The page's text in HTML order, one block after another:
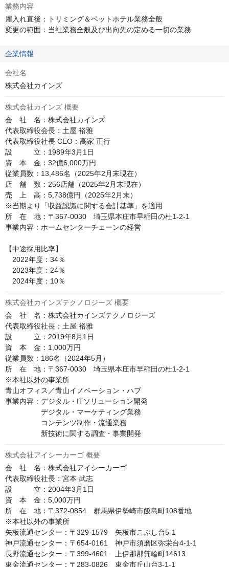
業務内容
雇入れ直後：トリミング＆ペットホテル業務全般
変更の範囲：当社業務全般及び出向先の定める一切の業務
企業情報
会社名
株式会社カインズ
株式会社カインズ 概要
会　社　名：株式会社カインズ
代表取締役会長：土屋 裕雅
代表取締役社長 CEO：高家 正行
設　　　立：1989年3月1日
資　本　金：32億6,000万円
従業員数：13,486名（2025年2月末現在）
店　舗　数：256店舗（2025年2月末現在）
売　上　高：5,738億円（2025年2月末）
※当期より「収益認識に関する会計基準」を適用
所　在　地：〒367-0030　埼玉県本庄市早稲田の杜1-2-1
事業内容：ホームセンターチェーンの経営
【中途採用比率】
2022年度：34％
2023年度：24％
株式会社カインズテクノロジーズ 概要
会　社　名：株式会社カインズテクノロジーズ
代表取締役社長：土屋 裕雅
設　　　立：2019年8月1日
資　本　金：1,000万円
従業員数：186名（2024年5月）
所　在　地：〒367-0030　埼玉県本庄市早稲田の杜1-2-1
※本社以外の事業所
青山オフィス／青山イノベーション・ハブ
事業内容：デジタル・ITソリューション開発
デジタル・マーケティング業務
コンテンツ制作・流通業務
株式会社アイシーカーゴ 概要
会　社　名：株式会社アイシーカーゴ
代表取締役社長：宮本 武志
設　　　立：2004年3月1日
資　本　金：5,000万円
所　在　地：〒372-0854　群馬県伊勢崎市飯島町108番地
※本社以外の事業所
矢板流通センター：〒329-1579　矢板市こぶし台5-1
神戸流通センター：〒654-0161　神戸市須磨区弥栄台4-1-1
長野流通センター：〒399-4601　上伊那郡箕輪町14613
東金流通センター：〒283-0826　東金市丘山台3-1-1